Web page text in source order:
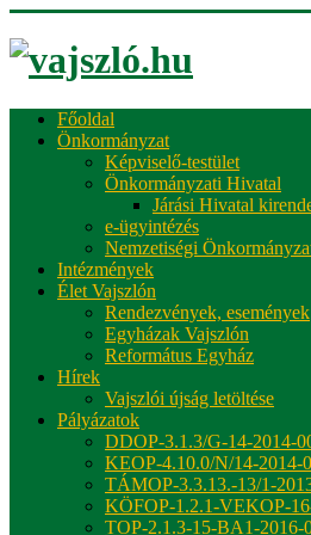
Főoldal
Önkormányzat
Képviselő-testület
Önkormányzati Hivatal
Járási Hivatal
e-ügyintézés
Nemzetiségi
Intézmények
Élet Vajszlón
Rendezvények, események
Egyházak Vajszlón
Református Egyház
Hírek
Vajszlói újság letöltése
Pályázatok
DDOP-3.1.3/G-14-2014-
KEOP-4.10.0/N/14-2014-
TÁMOP-3.3.13.-13/1-
KÖFOP-1.2.1-VEKOP-
TOP-2.1.3-15-BA1-2016-